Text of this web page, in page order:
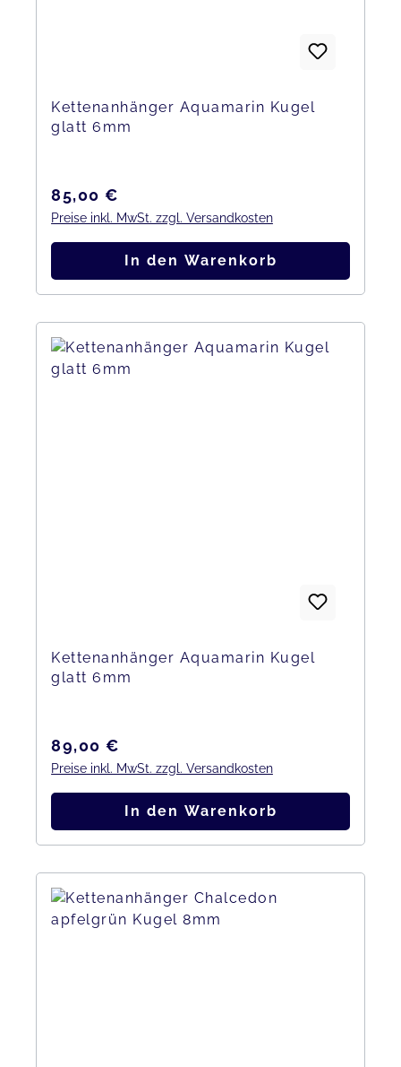
Kettenanhänger Aquamarin Kugel
glatt 6mm
Regulärer Preis:
85,00 €
Preise inkl. MwSt. zzgl. Versandkosten
In den Warenkorb
Kettenanhänger Aquamarin Kugel
glatt 6mm
Regulärer Preis:
89,00 €
Preise inkl. MwSt. zzgl. Versandkosten
In den Warenkorb